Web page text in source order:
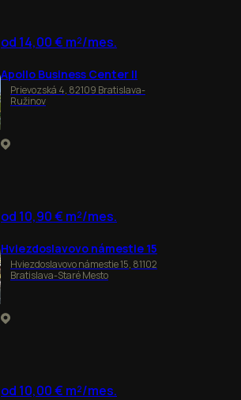
od 14,00 € m²/mes.
Apollo Business Center II
Prievozská 4, 82109 Bratislava-
Ružinov
od 10,90 € m²/mes.
Hviezdoslavovo námestie 15
Hviezdoslavovo námestie 15, 81102
Bratislava-Staré Mesto
od 10,00 € m²/mes.